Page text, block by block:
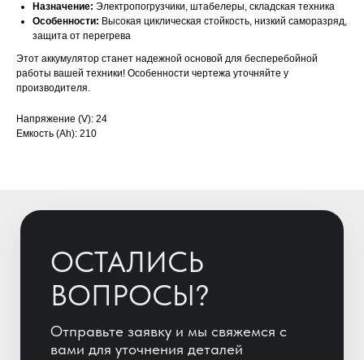
Назначение: Электропогрузчики, штабелеры, складская техника
Особенности: Высокая циклическая стойкость, низкий саморазряд,
защита от перегрева
Этот аккумулятор станет надежной основой для бесперебойной
работы вашей техники! Особенности чертежа уточняйте у
производителя.
Напряжение (V): 24
Емкость (Ah): 210
ОСТАЛИСЬ
ВОПРОСЫ?
Отправьте заявку и мы свяжемся с
вами для уточнения деталей
батарей.
ОТПРАВИТЬ
Отправляя заявку, Вы автоматически
даете согласие на обработку
персональных данных!